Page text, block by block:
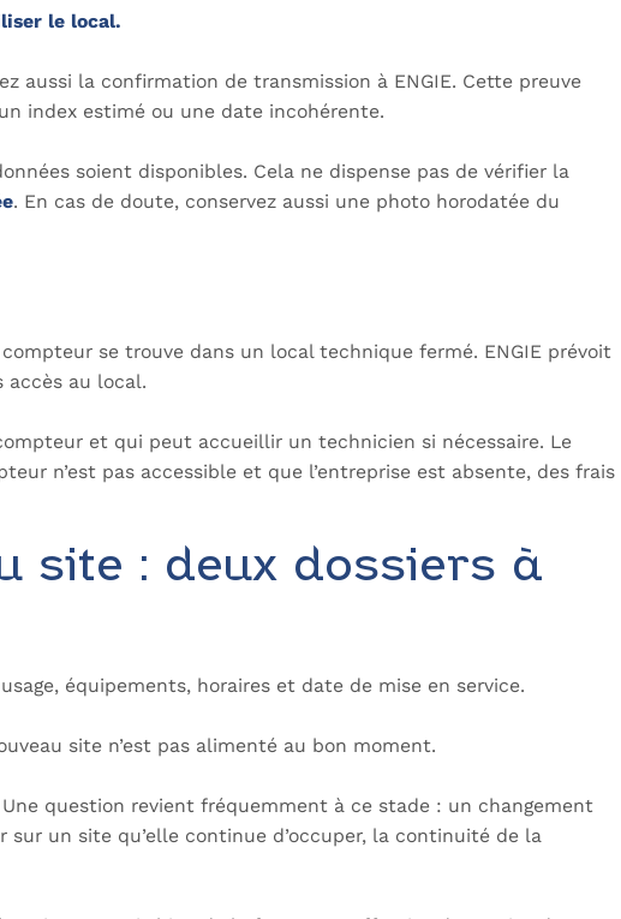
le local.
aussi la confirmation de transmission à ENGIE. Cette preuve
index estimé ou une date incohérente.
soient disponibles. Cela ne dispense pas de vérifier la
. En cas de doute, conservez aussi une photo horodatée du
se trouve dans un local technique fermé. ENGIE prévoit
accès au local.
et qui peut accueillir un technicien si nécessaire. Le
n’est pas accessible et que l’entreprise est absente, des frais
site : deux dossiers à
équipements, horaires et date de mise en service.
site n’est pas alimenté au bon moment.
Une question revient fréquemment à ce stade : un changement
sur un site qu’elle continue d’occuper, la continuité de la